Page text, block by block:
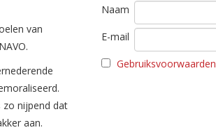
van
zo nijpend dat
aan.
Naam
E-mail
Gebruiksvoorwaarden